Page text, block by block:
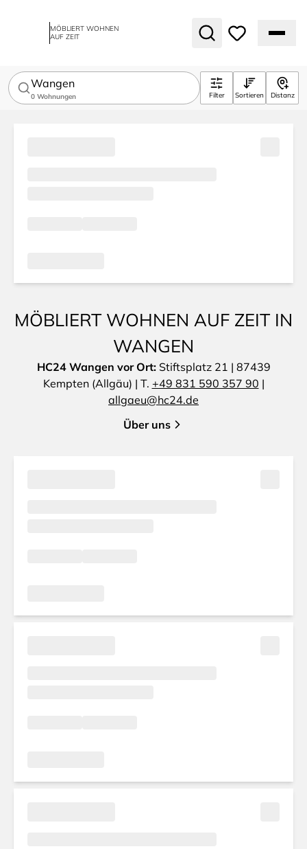
MÖBLIERT WOHNEN
AUF ZEIT
Wangen
0 Wohnungen Filter Sortieren Distanz
MÖBLIERT WOHNEN AUF ZEIT IN
WANGEN
HC24 Wangen vor Ort: Stiftsplatz 21 | 87439
Kempten (Allgäu) | T. +49 831 590 357 90 |
allgaeu@hc24.de
Über uns